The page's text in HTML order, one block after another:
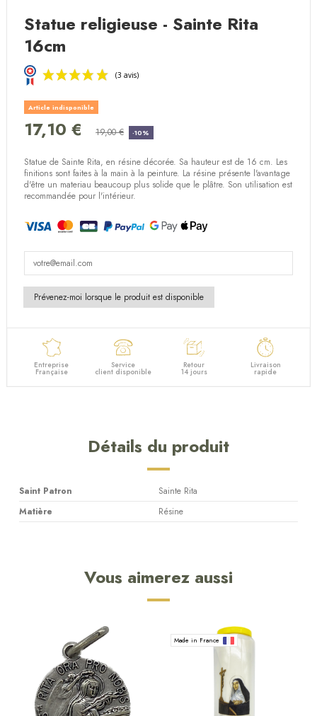
Statue religieuse - Sainte Rita
16cm
(3 avis)
Article indisponible
17,10 € 19,00 € -10%
Statue de Sainte Rita, en résine décorée. Sa hauteur est de 16 cm. Les
finitions sont faites à la main à la peinture. La résine présente l'avantage
d'être un materiau beaucoup plus solide que le plâtre. Son utilisation est
recommandée pour l'intérieur.
Entreprise
Française
Service
client disponible
Retour
14 jours
Livraison
rapide
Détails du produit
Saint Patron
Sainte Rita
Matière
Résine
Vous aimerez aussi
Made in France